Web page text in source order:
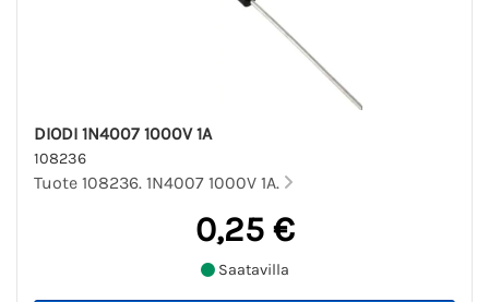
DIODI 1N4007 1000V 1A
108236
Tuote 108236. 1N4007 1000V 1A.
0,25 €
Saatavilla